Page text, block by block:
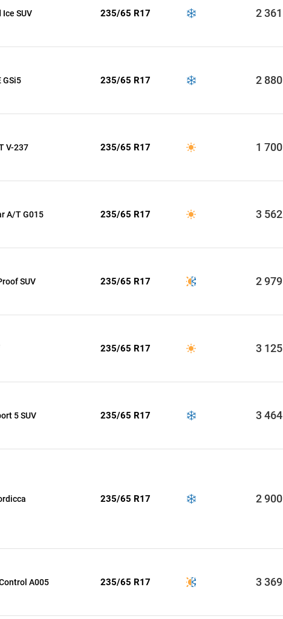
SUV 235/65 R17 2 361
GSi5 235/65 R17 2 880
V-237 235/65 R17 1 700
A/T G015 235/65 R17 3 562
SUV 235/65 R17 2 979
235/65 R17 3 125
5 SUV 235/65 R17 3 464
235/65 R17 2 900
A005 235/65 R17 3 369